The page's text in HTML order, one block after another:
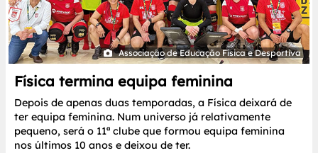
Associação de Educação Física e Desportiva
Física termina equipa feminina
Depois de apenas duas temporadas, a Física deixará de
ter equipa feminina. Num universo já relativamente
pequeno, será o 11ª clube que formou equipa feminina
nos últimos 10 anos e deixou de ter.